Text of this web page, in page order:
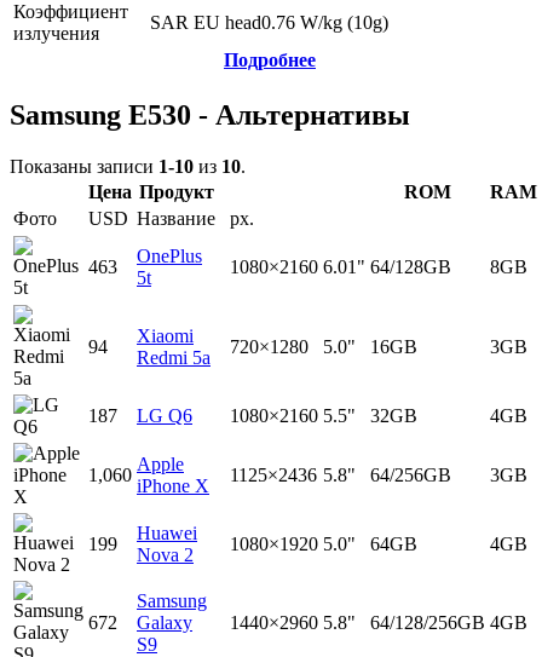
Коэффициент
излучения
SAR EU head0.76 W/kg (10g)
Подробнее
Samsung E530 - Альтернативы
Показаны записи 1-10 из 10.
Цена Продукт ROM
RAM
Фото
USD Название px.
463
OnePlus
5t
1080×2160 6.01" 64/128GB 8GB
94
Xiaomi
Redmi 5a
720×1280 5.0" 16GB 3GB
187 LG Q6 1080×2160 5.5" 32GB 4GB
1,060
Apple
iPhone X
1125×2436 5.8" 64/256GB 3GB
199
Huawei
Nova 2
1080×1920 5.0" 64GB 4GB
672
Samsung
Galaxy
S9
1440×2960 5.8" 64/128/256GB 4GB